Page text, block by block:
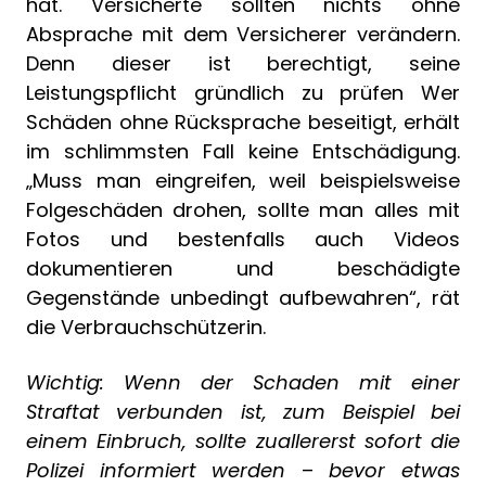
Absprache mit dem Versicherer verändern.
Denn dieser ist berechtigt, seine
Leistungspflicht gründlich zu prüfen Wer
Schäden ohne Rücksprache beseitigt, erhält
im schlimmsten Fall keine Entschädigung.
„Muss man eingreifen, weil beispielsweise
Folgeschäden drohen, sollte man alles mit
Fotos und bestenfalls auch Videos
dokumentieren und beschädigte
Gegenstände unbedingt aufbewahren“, rät
die Verbrauchschützerin.
Wichtig: Wenn der Schaden mit einer
Straftat verbunden ist, zum Beispiel bei
einem Einbruch, sollte zuallererst sofort die
Polizei informiert werden – bevor etwas